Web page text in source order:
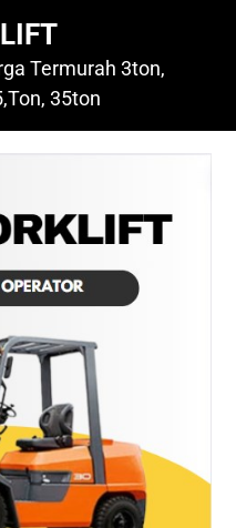
Termurah 3ton,
35ton